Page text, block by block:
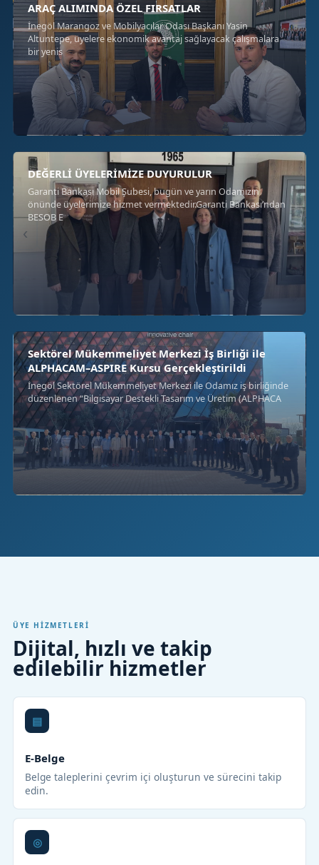
ARAÇ ALIMINDA ÖZEL FIRSATLAR
İnegöl Marangoz ve Mobilyacılar Odası Başkanı Yasin
Altuntepe, üyelere ekonomik avantaj sağlayacak çalışmalara
bir yenis
DEĞERLİ ÜYELERİMİZE DUYURULUR
Garanti Bankası Mobil Şubesi, bugün ve yarın Odamızın
önünde üyelerimize hizmet vermektedir.Garanti Bankası’ndan
BESOB E
Sektörel Mükemmeliyet Merkezi İş Birliği ile
ALPHACAM–ASPIRE Kursu Gerçekleştirildi
İnegöl Sektörel Mükemmeliyet Merkezi ile Odamız iş birliğinde
düzenlenen “Bilgisayar Destekli Tasarım ve Üretim (ALPHACA
‹ ›
ÜYE HIZMETLERI
Dijital, hızlı ve takip
edilebilir hizmetler
E-Belge
Belge taleplerini çevrim içi oluşturun ve sürecini takip
edin.